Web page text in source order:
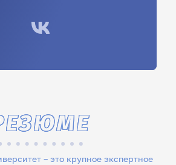
– это крупное экспертное